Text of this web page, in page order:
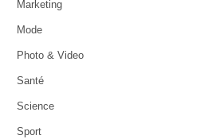
Marketing
Mode
Photo & Video
Santé
Science
Sport